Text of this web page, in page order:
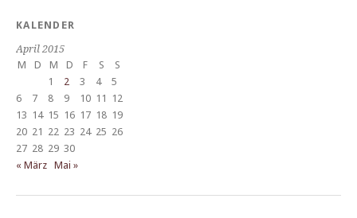
KALENDER
April 2015
M
D M D F S
S
1
2 3 4
5
6
7 8 9 10 11
12
13 14 15 16 17 18 19
20 21 22 23 24 25 26
27 28 29 30
« März Mai »